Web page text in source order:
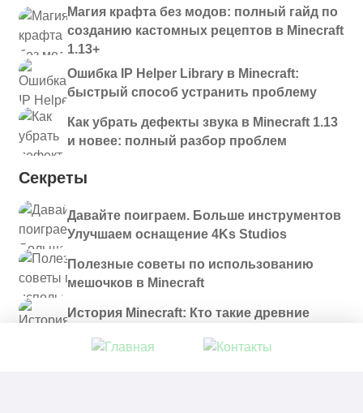
Магия крафта без модов: полный гайд по
созданию кастомных рецептов в Minecraft
1.13+
Ошибка IP Helper Library в Minecraft:
быстрый способ устранить проблему
Как убрать дефекты звука в Minecraft 1.13
и новее: полный разбор проблем
Секреты
Давайте поиграем. Больше инструментов
Улучшаем оснащение 4Ks Studios
Полезные советы по использованию
мешочков в Minecraft
История Minecraft: Кто такие древние